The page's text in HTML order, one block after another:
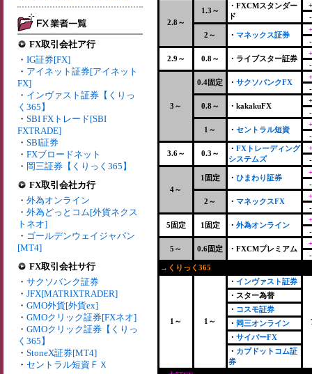
FX取引会社ア行
・ IG証券[FX]
・ アイネット証券[アイネット
FX]
・ インヴァスト証券【くりっ
く365】
・ SBI FXトレード[SBI
FXTRADE]
・ SBI証券
・ FXブロードネット
・ 岡三証券【くりっく365】
FX取引会社カ行
・ 外為オンライン
・ 外為どっとコム[外貨ネクス
トネオ]
・ ゴールデンウェイジャパン
[MT4]
FX取引会社サ行
・ サクソバンク証券
・ JFX[MATRIXTRADER]
・ GMO外貨[外貨ex]
・ GMOクリック証券[FXネオ]
・ GMOクリック証券【くりっ
く365】
・ StoneX証券[MT4]
・ セントラル短資ＦＸ
2.8～
1.3～
・FXCMスタンダー
ド
2～ ・ マネックス証券
2.9～ 0.8～ ・ライブスター証券
3～
0.4固定 ・ サクソバンクFX
0.8～ ・kakakuFX
1～ ・ セントラル短資
3.6～ 0.3～
・ FXトレーディング
システムズ
4～
1固定 ・ ひまわり証券
2～ ・ マネックスFX
5固定 1固定 ・ 外為オンライン
5～ 0.6固定 ・FXCMプレミアム
→くりっく365
1～ 1～
・ インヴァスト証券
・スター為替
・ コスモ証券
・ 岡三オンライン
・ サイバーFX
・ カブドットコム証
券